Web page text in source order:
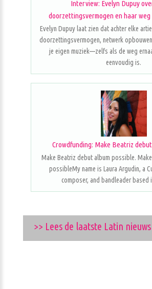
Interview: Evelyn Dupuy
doorzettingsvermogen en haar
Evelyn Dupuy laat zien dat achter elke
doorzettingsvermogen, netwerk
je eigen muziek—zelfs als de weg
eenvoudig is.
Crowdfunding: Make Beatriz
Make Beatriz debut album possible.
possibleMy name is Laura Argudin, a
composer, and bandleader based
>> Lees de laatste Latin nieuws